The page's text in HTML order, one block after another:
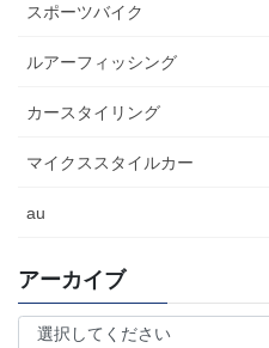
スポーツバイク
ルアーフィッシング
カースタイリング
マイクススタイルカー
au
アーカイブ